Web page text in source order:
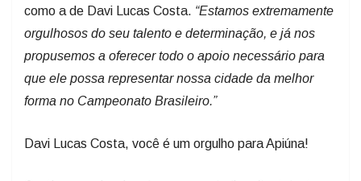
como a de Davi Lucas Costa. “Estamos extremamente
orgulhosos do seu talento e determinação, e já nos
propusemos a oferecer todo o apoio necessário para
que ele possa representar nossa cidade da melhor
forma no Campeonato Brasileiro.”
Davi Lucas Costa, você é um orgulho para Apiúna!